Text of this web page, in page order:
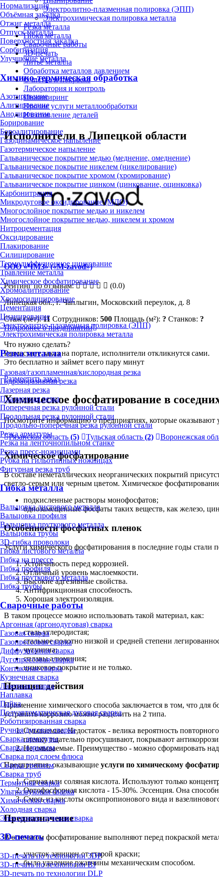
Нормализация
Объёмная закалка
Отжиг металла
Отпуск металла
Поверхностная закалка
Сорбитизация
Улучшение металла
Химико-термическая обработка
Азотирование
Алитирование
Анодирование
Борирование
Бороалитирование
Газодинамическое напыление
Газотермическое напыление
Гальваническое покрытие медью (меднение, омеднение)
Гальваническое покрытие никелем (никелирование)
Гальваническое покрытие хромом (хромирование)
Гальваническое покрытие цинком (цинкование, оцинковка)
Карбонитрация
Микродуговое оксидирование (МДО)
Многослойное покрытие медью и никелем
Многослойное покрытие медью, никелем и хромом
Нитроцементация
Оксидирование
Плакирование
Силицирование
Термодиффузионное цинкование
Травление металла
Химическое фосфатирование
Хромоалитирование
Хромосилицирование
Цементация
Цианирование
Электролитно-плазменная полировка (ЭПП)
Электрохимическая полировка металла
Резка металла
Газовая/газопламенная/кислородная резка
Гидроабразивная резка
Лазерная резка
Плазменная резка
Поперечная резка рулонной стали
Продольная резка рулонной стали
Продольно-поперечная резка рулонной стали
Резка арматуры
Резка на ленточнопильном станке
Резка пресс-ножницами
Рубка на гильотинных ножницах
Фигурная резка труб
Гибка металла
Вальцовка листового металла
Вальцовка профиля
Вальцовка пруткового металла
Вальцовка трубы
3D-гибка проволоки
Гибка листового металла
Гибка на прессе
Гибка профиля
Гибка пруткового металла
Гибка трубы
Сварочные работы
Аргонная (аргонодуговая) сварка
Газовая сварка
Газопрессовая сварка
Диффузионная сварка
Дугопрессовая сварка
Контактная сварка
Кузнечная сварка
Лазерная сварка
Наплавка
Пайка
Полуавтоматическая дуговая сварка
Роботизированная сварка
Ручная дуговая сварка
Сварка арматуры
Сварка взрывом
Сварка под слоем флюса
Сварка трением
Сварка труб
Термитная сварка
Ультразвуковая сварка
Химическая сварка
Холодная сварка
Электронно-лучевая сварка
3D-печать
3D-печать по технологии 3DP
3D-печать по технологии BJ
3D-печать по технологии DLP
Электролитно-плазменная полировка (ЭПП)
Электрохимическая полировка металла
Резка металла
Гибка металла
Сварочные работы
3D-печать
Литьё металла
Обработка металлов давлением
Очистка и покраска
Лаборатория и контроль
Инжиниринг
Прочие услуги металлообработки
Изготовление деталей
Исполнители в Липецкой области
ООО «ЧМЗ» («M-zavod»)
Рейтинг по отзывам:
(0.0)
Липецкая обл., г. Чаплыгин, Московский переулок, д. 8
Стаж (лет):11 Сотрудников: 500 Площадь (м²): ? Станков: ?
Подробнее о предприятии
Что нужно сделать?
Разместите заказ на портале, исполнители откликнутся сами.
Это бесплатно и займет всего пару минут
Разместить заказ
Химическое фосфатирование в
Посмотрите информацию о предприятиях, которые оказывают
Рязанская область (5) Тульская область (2) Воронежская
Химическое фосфатирование
В составе неметаллических неорганических покрытий
светло-серым или черным цветом. Химическое
подкисленные растворы монофосфатов;
однозамещенные фосфаты таких веществ, как железо,
Особенности фосфатных пленок
Услуги химического фосфатирования в последние годы стали
Устойчивость перед коррозией.
Отличный уровень маслоемкости.
Высокие адгезивные свойства.
Антифрикционная способность.
Хорошая электроизоляция.
В таком процессе можно использовать такой материал, как:
сталь углеродистая;
стальное полотно низкой и средней степени
чугунина;
сплавы алюминия;
цинковое покрытие и не только.
Принцип действия
Применение химического способа заключается в том, что
устранить коррозию можно разделить на 2 типа.
Смываемые. Недостаток - велика вероятность
пленку тщательно просушивают, покрывают
Не смываемые. Преимущество - можно сформировать
Предприятия, оказывающие услуги по химическому
Серная или соляная кислота. Используют только
Ортофосфорная кислота - 15-30%. Эссенция. Она
Смесь из кислоты оксипропионового вида и
Предназначение
В основном фосфатирование выполняют перед покраской
участок зачищен от старой краски;
было удаление ржавчины механическим способом.